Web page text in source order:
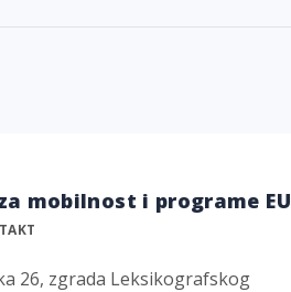
mobilnost i programe EU
26, zgrada Leksikografskog